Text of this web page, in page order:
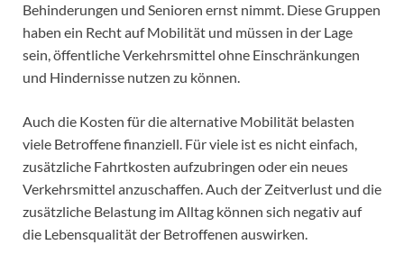
Behinderungen und Senioren ernst nimmt. Diese Gruppen
haben ein Recht auf Mobilität und müssen in der Lage
sein, öffentliche Verkehrsmittel ohne Einschränkungen
und Hindernisse nutzen zu können.
Auch die Kosten für die alternative Mobilität belasten
viele Betroffene finanziell. Für viele ist es nicht einfach,
zusätzliche Fahrtkosten aufzubringen oder ein neues
Verkehrsmittel anzuschaffen. Auch der Zeitverlust und die
zusätzliche Belastung im Alltag können sich negativ auf
die Lebensqualität der Betroffenen auswirken.